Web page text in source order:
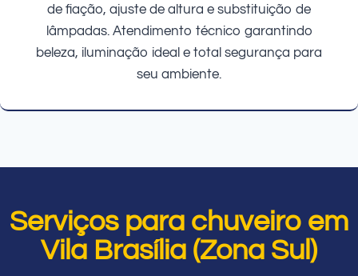
de fiação, ajuste de altura e substituição de
lâmpadas. Atendimento técnico garantindo
beleza, iluminação ideal e total segurança para
seu ambiente.
Serviços para chuveiro em
Vila Brasília (Zona Sul)